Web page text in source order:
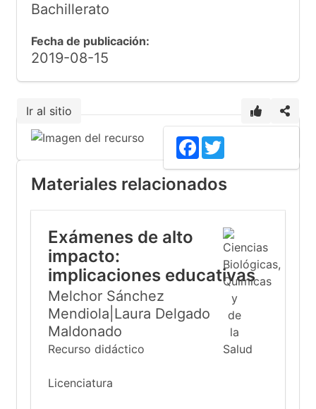
Bachillerato
Fecha de publicación:
2019-08-15
Ir al sitio
Facebook
Materiales relacionados
Exámenes de alto
impacto:
implicaciones educativas
Melchor Sánchez
Mendiola|Laura Delgado
Maldonado
Recurso didáctico
Licenciatura